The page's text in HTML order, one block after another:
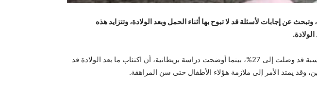
عن إجابات لأسئلة قد لا تبوح بها أثناء الحمل وبعد الولادة، وتتزايد هذه
يتعرض نحو 10% من الأمهات بعد الولادة الأولى إلى اكتئاب، وقد أكدت دراسات أخرى أن النسبة قد وصلت إلى 27%، بينما أوضحت دراسة بريطانية، أن اكتئاب ما بعد الولادة قد
وقد يمتد الأمر إلى ملازمة هؤلاء الأطفال حتى سن المراهقة.